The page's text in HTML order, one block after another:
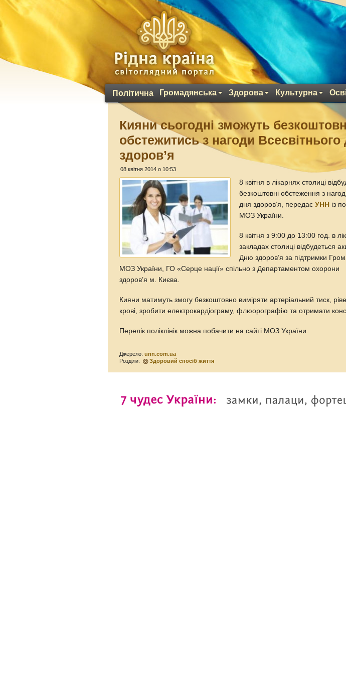
Політична Громадянська Здорова Культурна
Кияни сьогодні зможуть
обстежитись з нагоди Всесвітнього
здоров’я
08 квітня 2014 о 10:53
8 квітня в лікарнях столиці
безкоштовні обстеження з
дня здоров’я, передаєУНН із
МОЗ України.
8 квітня з 9:00 до 13:00 год. в
закладах столиці відбудеться
Дню здоров’я за підтримки
МОЗ України, ГО «Серце нації» спільно з Департаментом охорони
здоров’я м. Києва.
Кияни матимуть змогу безкоштовно виміряти артеріальний тиск,
крові, зробити електрокардіограму, флюорографію та отримати
Перелік поліклінік можна побачити на сайті МОЗ України.
Джерело:unn.com.ua
Розділи:
Здоровий спосіб життя